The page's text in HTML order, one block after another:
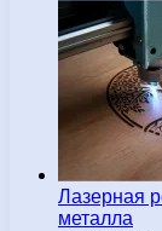
Лазерная
металла